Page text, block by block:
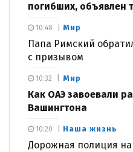
погибших, объявлен
Мир
Папа Римский
с призывом
10:48
Мир
Как ОАЭ завоевали
Вашингтона
10:32
Наша жизнь
Дорожная полиция
10:20